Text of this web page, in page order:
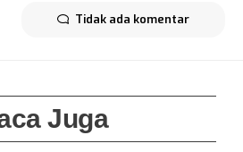
Tidak ada komentar
Juga